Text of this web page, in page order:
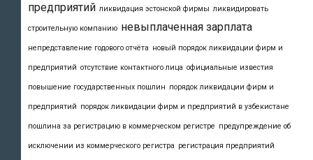
предприятий ликвидация эстонской фирмы ликвидировать
строительную компанию невыплаченная зарплата
непредставление годового отчёта новый порядок ликвидации фирм и
предприятий отсутствие контактного лица официальные известия
повышение государственных пошлин порядок ликвидации фирм и
предприятий порядок ликвидации фирм и предприятий в узбекистане
пошлина за регистрацию в коммерческом регистре предупреждение об
исключении из коммерческого регистра регистрация предприятий